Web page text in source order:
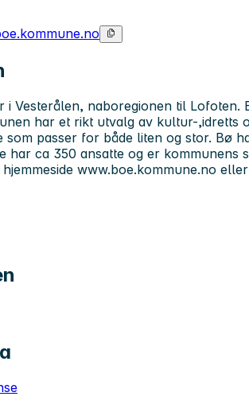
i Vesterålen, naboregionen til Lofoten.
har et rikt utvalg av kultur-,idretts
som passer for både liten og stor. Bø
har ca 350 ansatte og er kommunens
www.boe.kommune.no